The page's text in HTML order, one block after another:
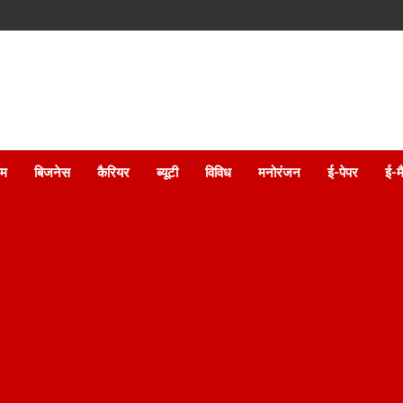
बिजनेस कैरियर ब्यूटी विविध मनोरंजन ई-पेपर ई-